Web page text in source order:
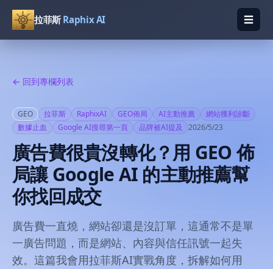
拉菲斯Raphix AI ☰開啟
← 回到專欄列表
GEO 拉菲斯 RaphixAI GEO佈局 AI主動推薦
網站獲利診斷
數據止血
Google AI搜尋第一頁 品牌被AI提及 2026/5/23
廣告費很貴沒轉化？用 GEO 佈
局讓 Google AI 的主動推薦幫
你找回成交
廣告費一直燒，網站卻還是沒訂單，這通常不是單
一廣告問題，而是網站、內容與信任訊號一起失
效。這篇我會用拉菲斯AI實戰角度，拆解如何用